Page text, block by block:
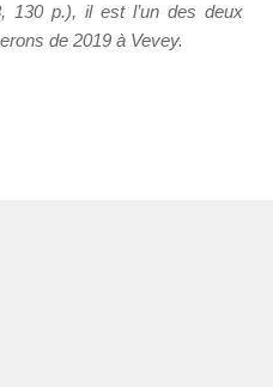
130 p.), il est l’un des deux
de 2019 à Vevey.